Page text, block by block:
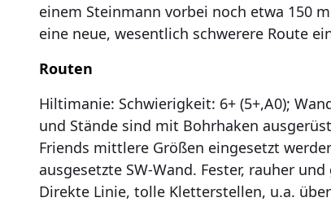
einem Steinmann vorbei noch etwa 150
eine neue, wesentlich schwerere Route
Routen
Hiltimanie: Schwierigkeit: 6+ (5+,A0);
und Stände sind mit Bohrhaken
Friends mittlere Größen eingesetzt
ausgesetzte SW-Wand. Fester, rauher
Direkte Linie, tolle Kletterstellen, u.a.